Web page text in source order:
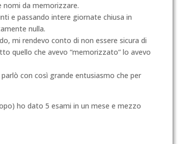
nomi da memorizzare.
e passando intere giornate chiusa in
nulla.
mi rendevo conto di non essere sicura di
quello che avevo “memorizzato” lo avevo
con così grande entusiasmo che per
ho dato 5 esami in un mese e mezzo